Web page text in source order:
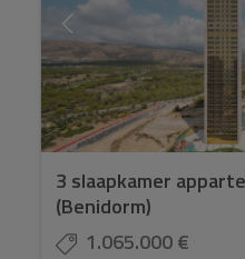
3 slaapkamer
(Benidorm)
1.065.000 €